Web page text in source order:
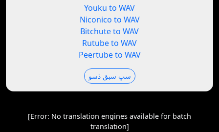
Youku to WAV
Niconico to WAV
Bitchute to WAV
Rutube to WAV
Peertube to WAV
سڀ سبق ڏسو
[Error: No translation engines available for batch
translation]